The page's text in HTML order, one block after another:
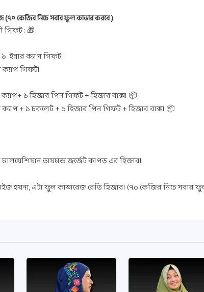
(৭০ কেজির নিচে সবার ফুল কাভার করবে )
গিফট : 🎁
ইন্নার ক্যাপ গিফট।
ক্যাপ গিফট।
ক্যাপ+ ১ হিজাব পিন গিফট + হিজাব বাক্স। 📦
ক্যাপ + ১ চকলেট + ১ হিজাব পিন গিফট + হিজাব বাক্স। 📦
মালয়েশিয়ান ডায়মন্ড জর্জেট কাপড় এর হিজাব।
হয়না, এটা ফুল কাভারেজ রেডি হিজাব। (৭০ কেজির নিচে সবার